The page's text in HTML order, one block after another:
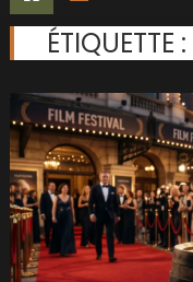
ÉTIQUETTE :